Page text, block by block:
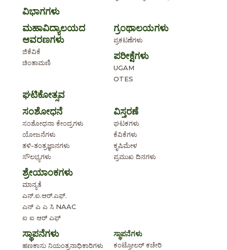
ವಿಭಾಗಗಳು
ಮಹಾವಿದ್ಯಾಲಯದ
ಆವರಣಗಳು
ಜಿಕೆವಿಕೆ
ಚಿಂತಾಮಣಿ
ಗ್ರಂಥಾಲಯಗಳು
ಪ್ರಕಟಣೆಗಳು
ಪರೀಕ್ಷೆಗಳು
UGAM
OTES
ಘಟಿಕೋತ್ಸವ
ಸಂಶೋಧನೆ
ಸಂಶೋಧನಾ ಕೇಂದ್ರಗಳು
ಯೋಜನೆಗಳು
ತಳಿ-ತಂತ್ರಜ್ಞಾನಗಳು
ಸೌಲಭ್ಯಗಳು
ವಿಸ್ತರಣೆ
ಘಟಕಗಳು
ಕೆವಿಕೆಗಳು
ಕೃಷಿಮೇಳ
ಪ್ರಮುಖ ದಿನಗಳು
ಶ್ರೇಯಾಂಕಗಳು
ಮಾನ್ಯತೆ
ಎನ್.ಐ.ಆರ್.ಎಫ್.
ಎನ್ ಎ ಎ ಸಿ NAAC
ಐ ಐ ಆರ್ ಎಫ್
ಸ್ಥಾಪನೆಗಳು
ಹಣಕಾಸು ನಿಯಂತ್ರನಾಧಿಕಾರಿಗಳು
ಸ್ಥಾಪನೆಗಳು
ಕಂಟ್ರೋಲರ್ ಕಚೇರಿ